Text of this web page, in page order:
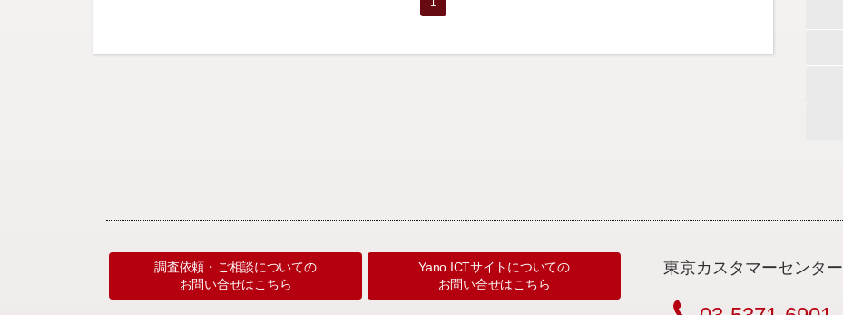
1
調査依頼・ご相談についての
お問い合せはこちら
Yano ICTサイトについての
お問い合せはこちら
東京カスタマーセンター